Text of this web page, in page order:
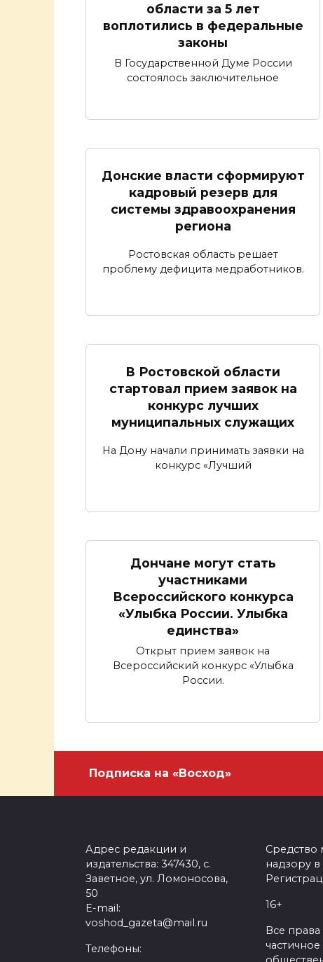
области за 5 лет
воплотились в федеральные
законы
В Государственной Думе России
состоялось заключительное
Донские власти сформируют
кадровый резерв для
системы здравоохранения
региона
Ростовская область решает
проблему дефицита медработников.
В Ростовской области
стартовал прием заявок на
конкурс лучших
муниципальных служащих
На Дону начали принимать заявки на
конкурс «Лучший
Дончане могут стать
участниками
Всероссийского конкурса
«Улыбка России. Улыбка
единства»
Открыт прием заявок на
Всероссийский конкурс «Улыбка
России.
Подписка на «Восход»
Адрес редакции и
издательства: 347430, с.
Заветное, ул. Ломоносова,
50
E-mail:
voshod_gazeta@mail.ru
Телефоны:
Средство
надзору
16+
Все